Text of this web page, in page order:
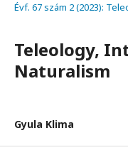
Évf. 67 szám 2 (2023):
Teleology,
Naturalism
Gyula Klima